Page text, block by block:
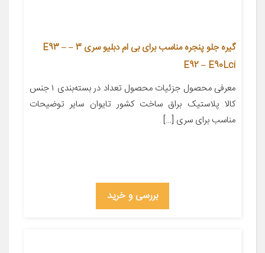
گیره جلو پنجره مناسب برای بی ام دبلیو سری 3 – E93 –
E92 – E90Lci
معرفی محصول جزئیات محصول تعداد در بسته‌بندی ۱ جنس
کالا پلاستیک براق ساخت کشور تایوان سایر توضیحات
مناسب برای سری […]
بررسی و خرید